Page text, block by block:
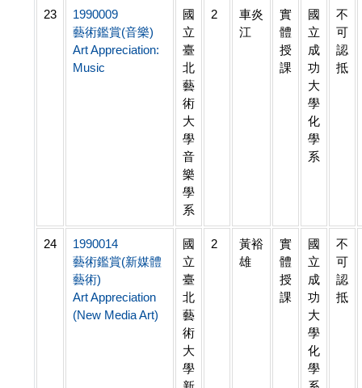
23
1990009
藝術鑑賞(音樂)
Art Appreciation:
Music
國
立
臺
北
藝
術
大
學
音
樂
學
系
2
車炎
江
實
體
授
課
國
立
成
功
大
學
化
學
系
不
可
認
抵
24
1990014
藝術鑑賞(新媒體
藝術)
Art Appreciation
(New Media Art)
國
立
臺
北
藝
術
大
學
2
黃裕
雄
實
體
授
課
國
立
成
功
大
學
化
學
不
可
認
抵